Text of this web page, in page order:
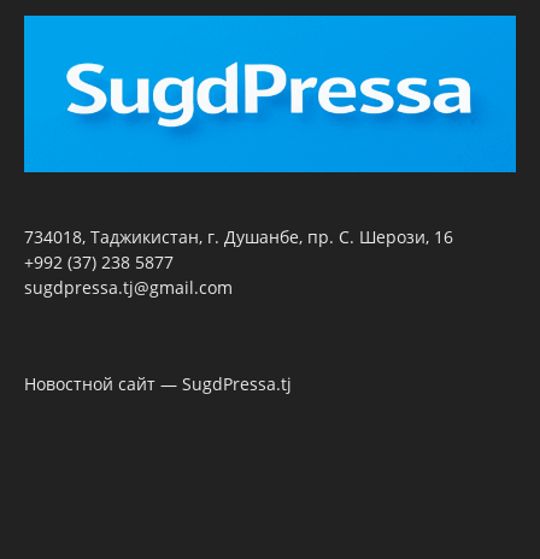
734018, Таджикистан, г. Душанбе, пр. С. Шерози, 16
+992 (37) 238 5877
sugdpressa.tj@gmail.com
Новостной сайт — SugdPressa.tj